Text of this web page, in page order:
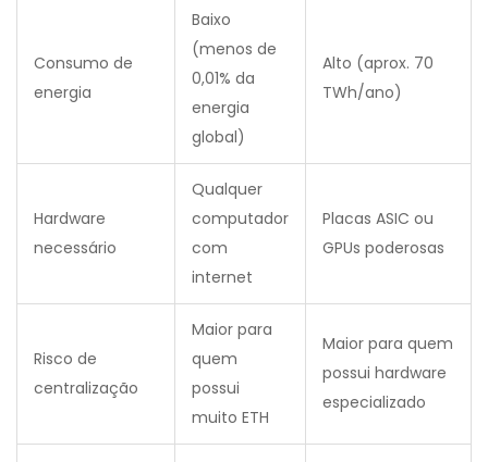
Consumo de
energia
Baixo
(menos de
0,01% da
energia
global)
Alto (aprox. 70
TWh/ano)
Hardware
necessário
Qualquer
computador
com
internet
Placas ASIC ou
GPUs poderosas
Risco de
centralização
Maior para
quem
possui
muito ETH
Maior para quem
possui hardware
especializado